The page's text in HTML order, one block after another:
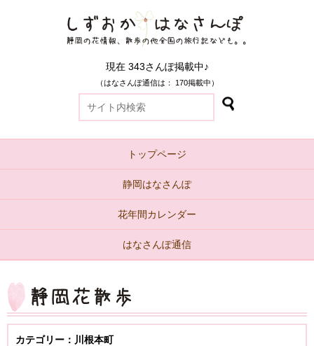
現在 343さんぽ掲載中♪
（はなさんぽ通信は： 170掲載中）
トップページ
静岡はなさんぽ
花年間カレンダー
はなさんぽ通信
カテゴリー：川根本町